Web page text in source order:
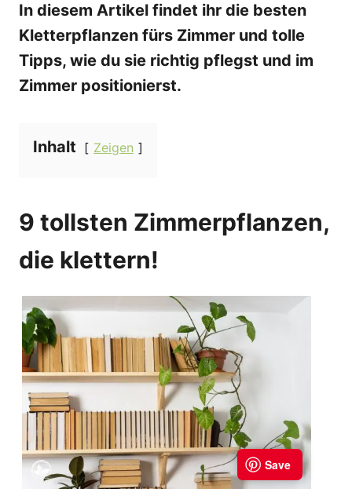
In diesem Artikel findet ihr die besten
Kletterpflanzen fürs Zimmer und tolle
Tipps, wie du sie richtig pflegst und im
Zimmer positionierst.
Inhalt Zeigen
9 tollsten Zimmerpflanzen,
die klettern!